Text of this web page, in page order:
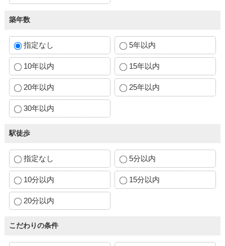
築年数
指定なし 5年以内
10年以内 15年以内
20年以内 25年以内
30年以内
駅徒歩
指定なし 5分以内
10分以内 15分以内
20分以内
こだわりの条件